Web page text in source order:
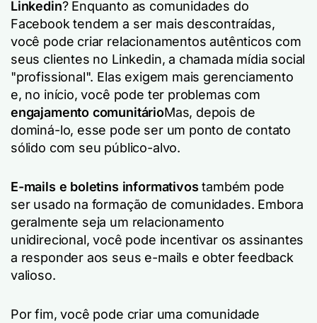
Linkedin? Enquanto as comunidades do
Facebook tendem a ser mais descontraídas,
você pode criar relacionamentos autênticos com
seus clientes no Linkedin, a chamada mídia social
"profissional". Elas exigem mais gerenciamento
e, no início, você pode ter problemas com
engajamento comunitárioMas, depois de
dominá-lo, esse pode ser um ponto de contato
sólido com seu público-alvo.
E-mails e boletins informativos também pode
ser usado na formação de comunidades. Embora
geralmente seja um relacionamento
unidirecional, você pode incentivar os assinantes
a responder aos seus e-mails e obter feedback
valioso.
Por fim, você pode criar uma comunidade